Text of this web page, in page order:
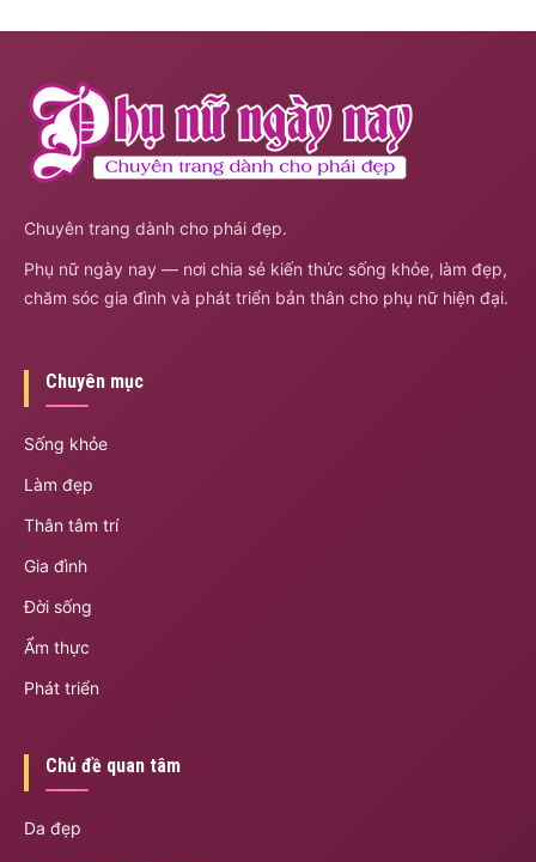
Chuyên trang dành cho phái đẹp.
Phụ nữ ngày nay — nơi chia sẻ kiến thức sống khỏe, làm đẹp,
chăm sóc gia đình và phát triển bản thân cho phụ nữ hiện đại.
Chuyên mục
Sống khỏe
Làm đẹp
Thân tâm trí
Gia đình
Đời sống
Ẩm thực
Phát triển
Chủ đề quan tâm
Da đẹp